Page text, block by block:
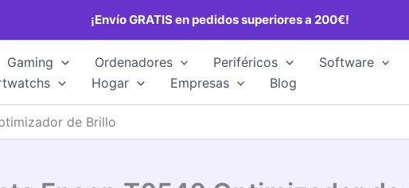
¡Envío GRATIS en pedidos superiores a 200€!
Gaming Ordenadores Periféricos Software
Hogar Empresas Blog
de Brillo